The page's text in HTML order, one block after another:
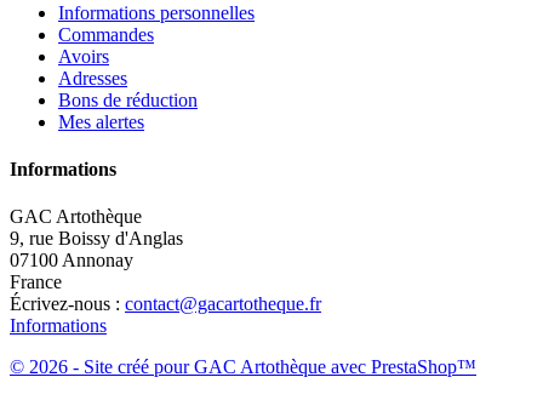
Informations personnelles
Commandes
Avoirs
Adresses
Bons de réduction
Mes alertes
Informations
GAC Artothèque
9, rue Boissy d'Anglas
07100 Annonay
France
Écrivez-nous : contact@gacartotheque.fr
Informations
© 2026 - Site créé pour GAC Artothèque avec PrestaShop™